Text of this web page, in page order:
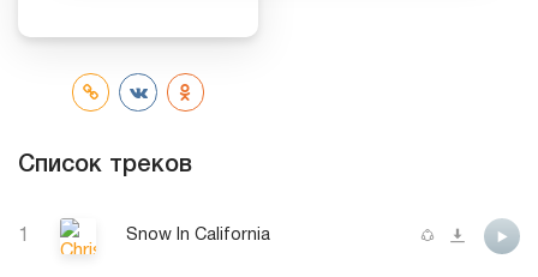
Список треков
1 Snow In California